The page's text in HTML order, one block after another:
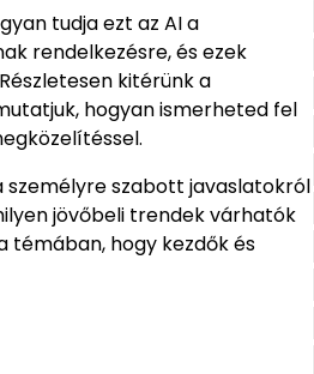
tudja ezt az AI a
rendelkezésre, és ezek
kitérünk a
hogyan ismerheted fel
személyre szabott javaslatokról
jövőbeli trendek várhatók
témában, hogy kezdők és